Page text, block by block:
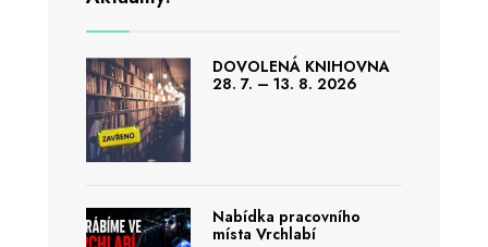
DOVOLENÁ KNIHOVNA
28. 7. – 13. 8. 2026
Nabídka pracovního
místa Vrchlabí